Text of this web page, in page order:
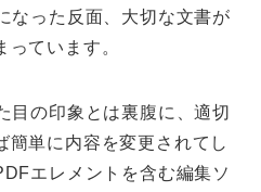
なった反面、大切な文書が
ています。
目の印象とは裏腹に、適切
簡単に内容を変更されてし
エレメントを含む編集ソ